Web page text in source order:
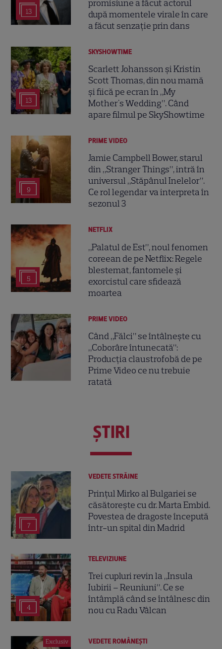
13
promisiune a făcut actorul
după momentele virale în care
a făcut senzație prin dans
13
SKYSHOWTIME
Scarlett Johansson și Kristin
Scott Thomas, din nou mamă
și fiică pe ecran în „My
Mother's Wedding”. Când
apare filmul pe SkyShowtime
9
PRIME VIDEO
Jamie Campbell Bower, starul
din „Stranger Things”, intră în
universul „Stăpânul Inelelor”.
Ce rol legendar va interpreta în
sezonul 3
5
NETFLIX
„Palatul de Est”, noul fenomen
coreean de pe Netflix: Regele
blestemat, fantomele și
exorcistul care sfidează
moartea
PRIME VIDEO
Când „Fălci” se întâlnește cu
„Coborâre întunecată”:
Producția claustrofobă de pe
Prime Video ce nu trebuie
ratată
ŞTIRI
7
VEDETE STRĂINE
Prințul Mirko al Bulgariei se
căsătorește cu dr. Marta Embid.
Povestea de dragoste începută
într-un spital din Madrid
4
TELEVIZIUNE
Trei cupluri revin la „Insula
Iubirii – Reuniuni”. Ce se
întâmplă când se întâlnesc din
nou cu Radu Vâlcan
Exclusiv VEDETE ROMÂNEŞTI